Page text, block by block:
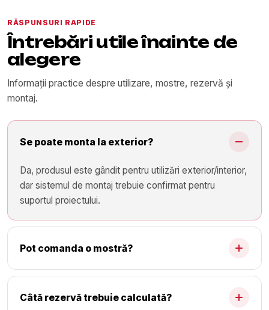
RĂSPUNSURI RAPIDE
Întrebări utile înainte de
alegere
Informații practice despre utilizare, mostre, rezervă și
montaj.
Se poate monta la exterior?
Da, produsul este gândit pentru utilizări exterior/interior,
dar sistemul de montaj trebuie confirmat pentru
suportul proiectului.
Pot comanda o mostră?
Câtă rezervă trebuie calculată?